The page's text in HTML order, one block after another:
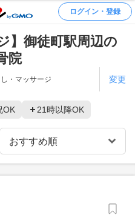
ログイン・登録
】御徒町駅周辺の
院
・マッサージ 変更
OK 21時以降OK